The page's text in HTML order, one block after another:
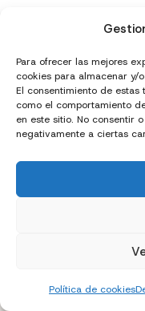
Para ofrecer las mejores
cookies para almacenar y/
El consentimiento de
como el comportamiento
en este sitio. No consentir
negativamente a ciertas
Política de cookies
Política de